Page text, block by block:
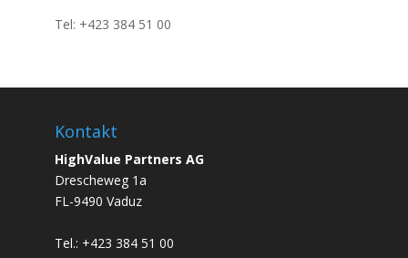
Tel: +423 384 51 00
Kontakt
HighValue Partners AG
Drescheweg 1a
FL-9490 Vaduz
Tel.: +423 384 51 00